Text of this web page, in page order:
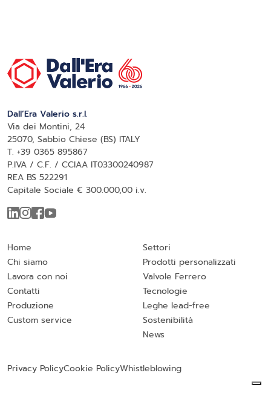
Dall’Era Valerio s.r.l.
Via dei Montini, 24
25070, Sabbio Chiese (BS) ITALY
T. +39 0365 895867
P.IVA / C.F. / CCIAA IT03300240987
REA BS 522291
Capitale Sociale € 300.000,00 i.v.
Home
Chi siamo
Lavora con noi
Contatti
Produzione
Custom service
Settori
Prodotti personalizzati
Valvole Ferrero
Tecnologie
Leghe lead-free
Sostenibilità
News
Privacy PolicyCookie PolicyWhistleblowing